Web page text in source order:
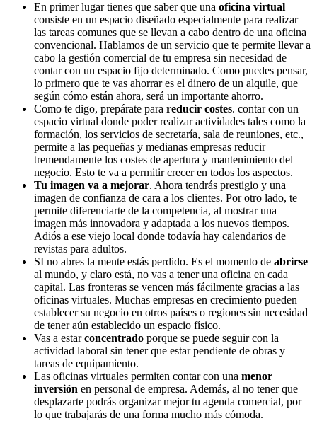
En primer lugar tienes que saber que una oficina virtual
consiste en un espacio diseñado especialmente para realizar
las tareas comunes que se llevan a cabo dentro de una oficina
convencional. Hablamos de un servicio que te permite llevar a
cabo la gestión comercial de tu empresa sin necesidad de
contar con un espacio fijo determinado. Como puedes pensar,
lo primero que te vas ahorrar es el dinero de un alquile, que
según cómo están ahora, será un importante ahorro.
Como te digo, prepárate para reducir costes. contar con un
espacio virtual donde poder realizar actividades tales como la
formación, los servicios de secretaría, sala de reuniones, etc.,
permite a las pequeñas y medianas empresas reducir
tremendamente los costes de apertura y mantenimiento del
negocio. Esto te va a permitir crecer en todos los aspectos.
Tu imagen va a mejorar. Ahora tendrás prestigio y una
imagen de confianza de cara a los clientes. Por otro lado, te
permite diferenciarte de la competencia, al mostrar una
imagen más innovadora y adaptada a los nuevos tiempos.
Adiós a ese viejo local donde todavía hay calendarios de
revistas para adultos.
SI no abres la mente estás perdido. Es el momento de abrirse
al mundo, y claro está, no vas a tener una oficina en cada
capital. Las fronteras se vencen más fácilmente gracias a las
oficinas virtuales. Muchas empresas en crecimiento pueden
establecer su negocio en otros países o regiones sin necesidad
de tener aún establecido un espacio físico.
Vas a estarconcentrado porque se puede seguir con la
actividad laboral sin tener que estar pendiente de obras y
tareas de equipamiento.
Las oficinas virtuales permiten contar con una menor
inversión en personal de empresa. Además, al no tener que
desplazarte podrás organizar mejor tu agenda comercial, por
lo que trabajarás de una forma mucho más cómoda.